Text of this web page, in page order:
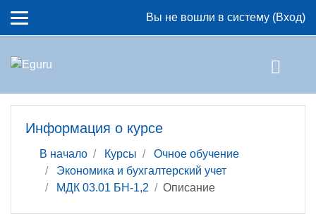
Вы не вошли в систему (Вход)
Информация о курсе
В начало Курсы
Очное обучение
Экономика и бухгалтерский учет
МДК 03.01 БН-1,2
Описание